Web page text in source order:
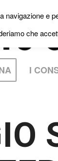
I
navigazione e
che